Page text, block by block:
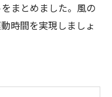
まとめました。風の
時間を実現しましょ